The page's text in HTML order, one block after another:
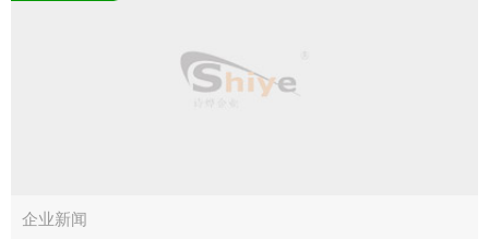
企业新闻